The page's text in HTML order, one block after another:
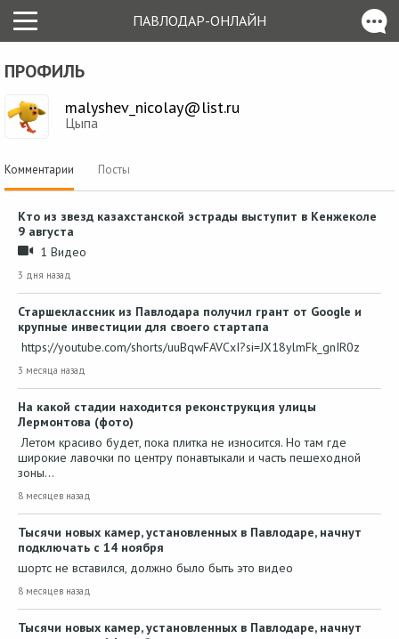
ПАВЛОДАР-ОНЛАЙН
ПРОФИЛЬ
malyshev_nicolay@list.ru
Цыпа
Комментарии Посты
Кто из звезд казахстанской эстрады выступит в Кенжеколе
9 августа
1 Видео
3 дня назад
Старшеклассник из Павлодара получил грант от Google и
крупные инвестиции для своего стартапа
https://youtube.com/shorts/uuBqwFAVCxI?si=JX18ylmFk_gnIR0z
3 месяца назад
На какой стадии находится реконструкция улицы
Лермонтова (фото)
Летом красиво будет, пока плитка не износится. Но там где
широкие лавочки по центру понавтыкали и часть пешеходной
зоны…
8 месяцев назад
Тысячи новых камер, установленных в Павлодаре, начнут
подключать с 14 ноября
шортс не вставился, должно было быть это видео
8 месяцев назад
Тысячи новых камер, установленных в Павлодаре, начнут